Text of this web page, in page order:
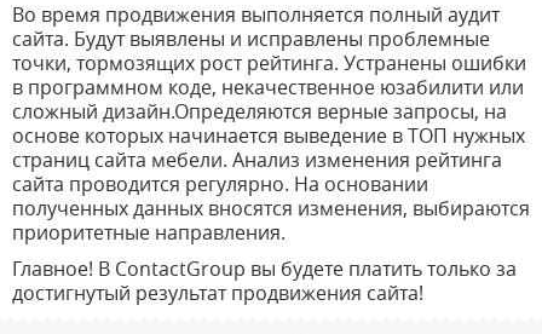
Во время продвижения выполняется полный аудит
сайта. Будут выявлены и исправлены проблемные
точки, тормозящих рост рейтинга. Устранены ошибки
в программном коде, некачественное юзабилити или
сложный дизайн.Определяются верные запросы, на
основе которых начинается выведение в ТОП нужных
страниц сайта мебели. Анализ изменения рейтинга
сайта проводится регулярно. На основании
полученных данных вносятся изменения, выбираются
приоритетные направления.
Главное! В ContactGroup вы будете платить только за
достигнутый результат продвижения сайта!